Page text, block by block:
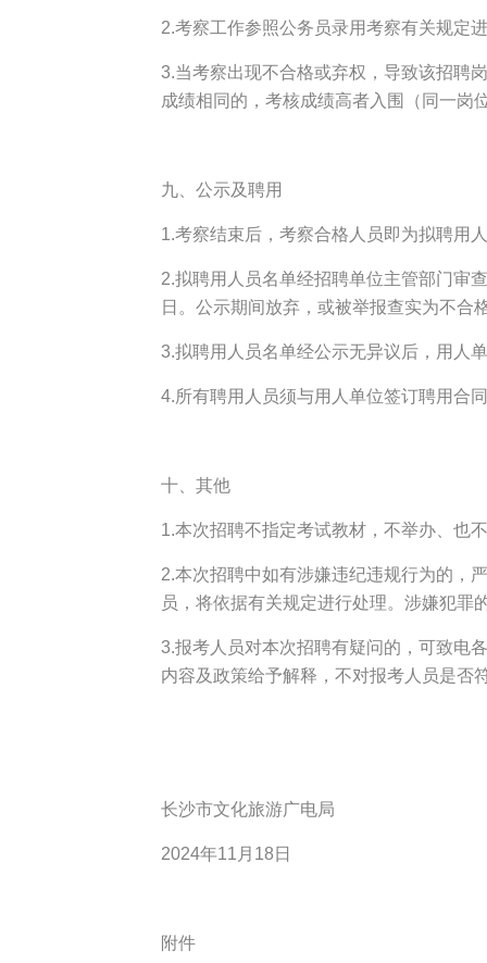
2.考察工作参照公务员录用考察有关规定
3.当考察出现不合格或弃权，导致该招聘
成绩相同的，考核成绩高者入围（同一岗
九、公示及聘用
1.考察结束后，考察合格人员即为拟聘用
2.拟聘用人员名单经招聘单位主管部门审
日。公示期间放弃，或被举报查实为不合
3.拟聘用人员名单经公示无异议后，用人
4.所有聘用人员须与用人单位签订聘用合
十、其他
1.本次招聘不指定考试教材，不举办、也
2.本次招聘中如有涉嫌违纪违规行为的，
员，将依据有关规定进行处理。涉嫌犯罪
3.报考人员对本次招聘有疑问的，可致电
内容及政策给予解释，不对报考人员是否
长沙市文化旅游广电局
2024年11月18日
附件